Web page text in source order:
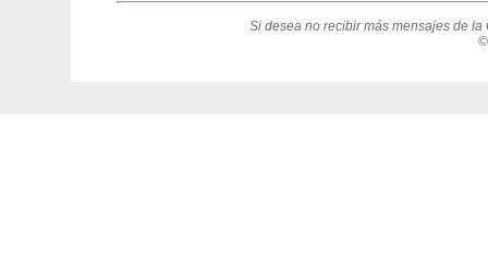
Si desea no recibir más mensajes de